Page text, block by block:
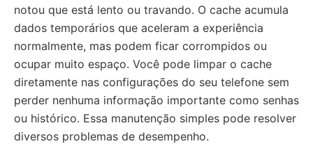
notou que está lento ou travando. O cache acumula
dados temporários que aceleram a experiência
normalmente, mas podem ficar corrompidos ou
ocupar muito espaço. Você pode limpar o cache
diretamente nas configurações do seu telefone sem
perder nenhuma informação importante como senhas
ou histórico. Essa manutenção simples pode resolver
diversos problemas de desempenho.